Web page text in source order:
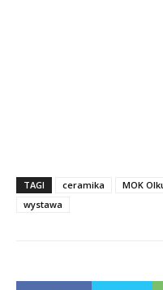
TAGI ceramika MOK
wystawa